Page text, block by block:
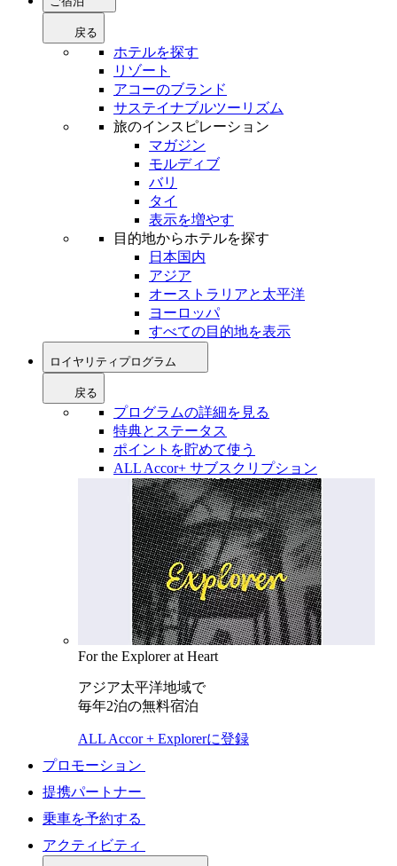
戻る
ホテルを探す
リゾート
アコーのブランド
サステイナブルツーリズム
旅のインスピレーション
マガジン
モルディブ
バリ
タイ
表示を増やす
目的地からホテルを探す
日本国内
アジア
オーストラリアと太平洋
ヨーロッパ
すべての目的地を表示
ロイヤリティプログラム
戻る
プログラムの詳細を見る
特典とステータス
ポイントを貯めて使う
ALL Accor+ サブスクリプション
For the Explorer at Heart
アジア太平洋地域で
毎年2泊の無料宿泊
ALL Accor + Explorerに登録
プロモーション
提携パートナー
乗車を予約する
アクティビティ